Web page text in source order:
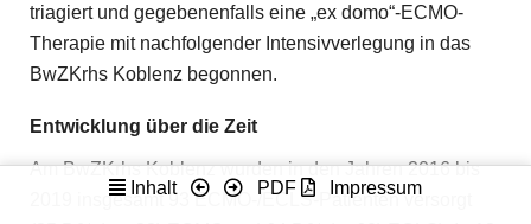
triagiert und gegebenenfalls eine „ex domo“-ECMO-
Therapie mit nachfolgender Intensivverlegung in das
BwZKrhs Koblenz begonnen.
Entwicklung über die Zeit
Am BwZKrhs Koblenz wurden in den Jahren 2016 bis
2019 insgesamt 93 ECMO-/ECLS-Patienten versorgt
Inhalt PDF Impressum